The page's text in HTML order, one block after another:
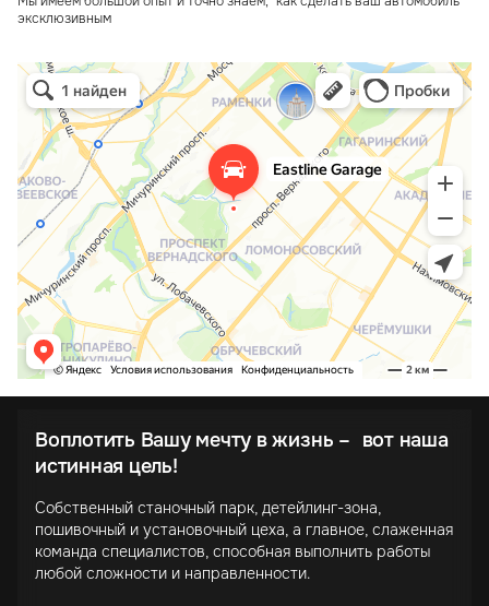
эксклюзивным
Воплотить Вашу мечту в жизнь – вот наша
истинная цель!
Собственный станочный парк, детейлинг-зона,
пошивочный и установочный цеха, а главное, слаженная
команда специалистов, способная выполнить работы
любой сложности и направленности.